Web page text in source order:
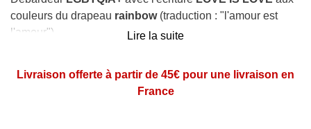
couleurs du drapeau rainbow(traduction : "l'amour est
l'amour").
débardeur "Love is Love" aux couleurs de l'arc-en-ciel,
parfait pour marcher lors desPrides
Lire la suite
Livraison offerte à partir de 45€ pour une livraison en
France